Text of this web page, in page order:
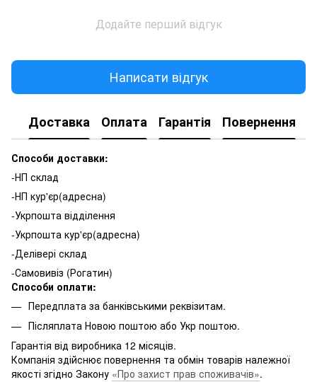
Додайте перший відгук
Написати відгук
Доставка Оплата Гарантія Повернення
Способи доставки:
-НП склад
-НП кур'єр(адресна)
-Укрпошта відділення
-Укрпошта кур'єр(адресна)
-Делівері склад
-Самовивіз (Рогатин)
Способи оплати:
Передплата за банківськими реквізитам.
Післяплата Новою поштою або Укр поштою.
Гарантія від виробника 12 місяців.
Компанія здійснює повернення та обмін товарів належної
якості згідно Закону «Про захист прав споживачів».